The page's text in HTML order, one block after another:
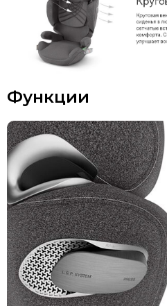
Функции